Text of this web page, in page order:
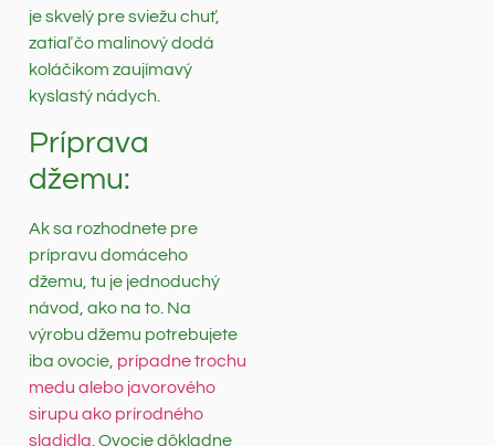
je skvelý pre sviežu chuť,
zatiaľ čo malinový dodá
koláčikom zaujímavý
kyslastý nádych.
Príprava
džemu:
Ak sa rozhodnete pre
prípravu domáceho
džemu, tu je jednoduchý
návod, ako na to. Na
výrobu džemu potrebujete
iba ovocie, prípadne trochu
medu alebo javorového
sirupu ako prírodného
sladidla. Ovocie dôkladne